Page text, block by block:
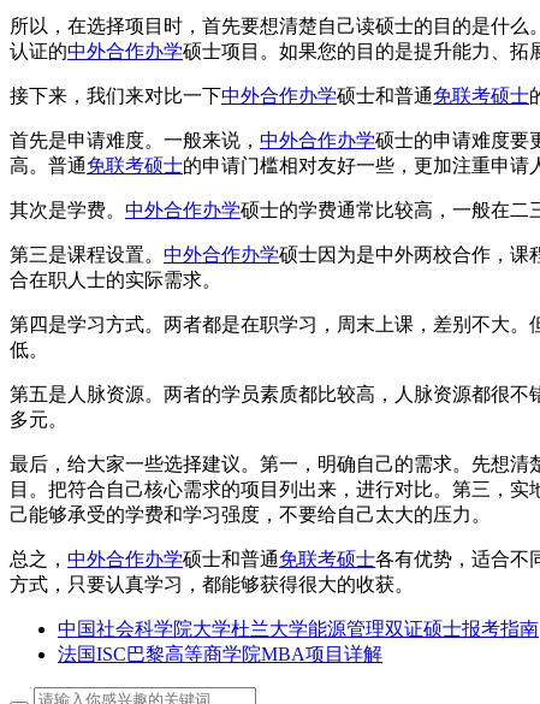
所以，在选择项目时，首先要想清楚自己读硕士的目的是什
认证的中外合作办学硕士项目。如果您的目的是提升能力、拓
接下来，我们来对比一下中外合作办学硕士和普通免联考硕士
首先是申请难度。一般来说， 中外合作办学硕士的申请难度要
高。普通免联考硕士的申请门槛相对友好一些，更加注重申请
其次是学费。 中外合作办学硕士的学费通常比较高，一般在二
第三是课程设置。 中外合作办学硕士因为是中外两校合作，课
合在职人士的实际需求。
第四是学习方式。两者都是在职学习，周末上课，差别不大。
低。
第五是人脉资源。两者的学员素质都比较高，人脉资源都很不
多元。
最后，给大家一些选择建议。第一，明确自己的需求。先想
目。把符合自己核心需求的项目列出来，进行对比。第三，
己能够承受的学费和学习强度，不要给自己太大的压力。
总之， 中外合作办学硕士和普通免联考硕士各有优势，适合不
方式，只要认真学习，都能够获得很大的收获。
中国社会科学院大学杜兰大学能源管理双证硕士报考指南
法国ISC巴黎高等商学院MBA项目详解